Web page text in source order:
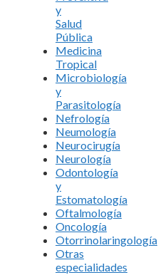
y
Salud
Pública
Medicina
Tropical
Microbiología
y
Parasitología
Nefrología
Neumología
Neurocirugía
Neurología
Odontología
y
Estomatología
Oftalmología
Oncología
Otorrinolaringología
Otras
especialidades